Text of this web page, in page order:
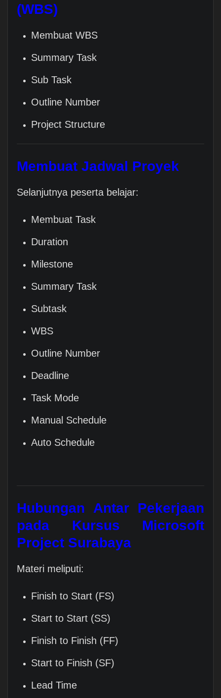
(WBS)
Membuat WBS
Summary Task
Sub Task
Outline Number
Project Structure
Membuat Jadwal Proyek
Selanjutnya peserta belajar:
Membuat Task
Duration
Milestone
Summary Task
Subtask
WBS
Outline Number
Deadline
Task Mode
Manual Schedule
Auto Schedule
Hubungan Antar Pekerjaan
pada Kursus Microsoft
Project Surabaya
Materi meliputi:
Finish to Start (FS)
Start to Start (SS)
Finish to Finish (FF)
Start to Finish (SF)
Lead Time